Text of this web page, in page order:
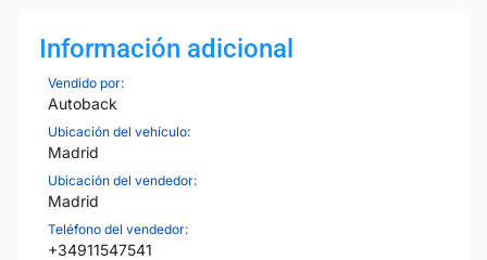
Información adicional
Vendido por:
Autoback
Ubicación del vehículo:
Madrid
Ubicación del vendedor:
Madrid
Teléfono del vendedor:
+34911547541